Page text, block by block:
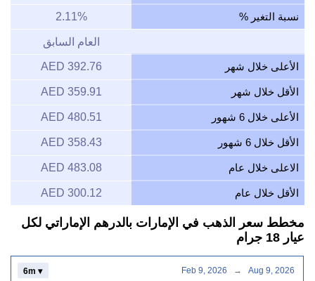
نسبة التغير % 2.11%
العام السابق
الأعلى خلال شهر 392.76 AED
الأقل خلال شهر 359.91 AED
الأعلى خلال 6 شهور 480.51 AED
الأقل خلال 6 شهور 358.43 AED
الاعلى خلال عام 483.08 AED
الأقل خلال عام 300.12 AED
مخطط سعر الذهب في الإمارات بالدرهم الإماراتي لكل
عيار 18 جرام
6m ▾ Feb 9, 2026 → Aug 9, 2026